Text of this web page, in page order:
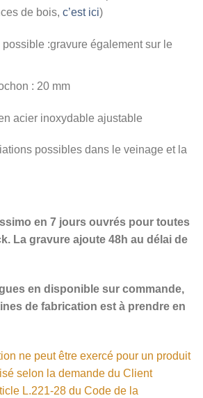
de bois, c’est ici)
:gravure également sur le
: 20 mm
acier inoxydable ajustable
possibles dans le veinage et la
en 7 jours ouvrés pour toutes
La gravure ajoute 48h au délai de
en disponible sur commande,
de fabrication est à prendre en
ne peut être exercé pour un produit
selon la demande du Client
L.221-28 du Code de la